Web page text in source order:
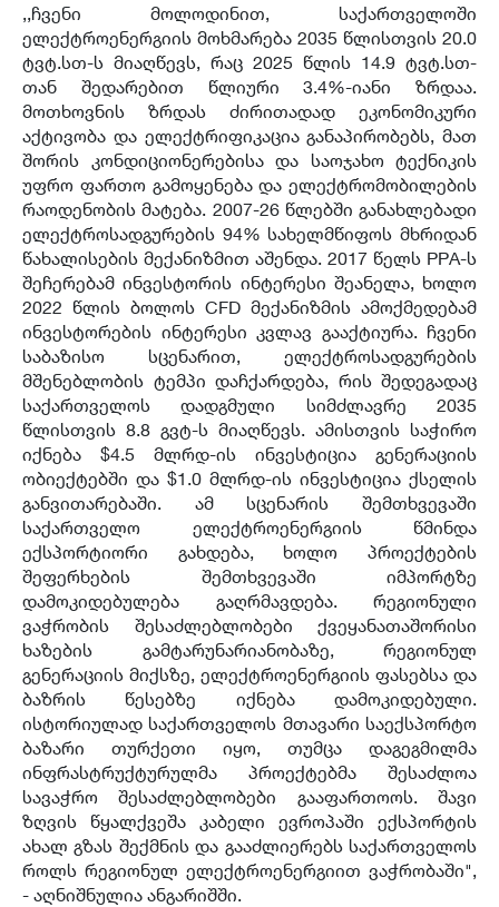
,,ჩვენი მოლოდინით, საქართველოში
ელექტროენერგიის მოხმარება 2035 წლისთვის 20.0
ტვტ.სთ-ს მიაღწევს, რაც 2025 წლის 14.9 ტვტ.სთ-
თან შედარებით წლიური 3.4%-იანი ზრდაა.
მოთხოვნის ზრდას ძირითადად ეკონომიკური
აქტივობა და ელექტრიფიკაცია განაპირობებს, მათ
შორის კონდიციონერებისა და საოჯახო ტექნიკის
უფრო ფართო გამოყენება და ელექტრომობილების
რაოდენობის მატება. 2007-26 წლებში განახლებადი
ელექტროსადგურების 94% სახელმწიფოს მხრიდან
წახალისების მექანიზმით აშენდა. 2017 წელს PPA-ს
შეჩერებამ ინვესტორის ინტერესი შეანელა, ხოლო
2022 წლის ბოლოს CFD მექანიზმის ამოქმედებამ
ინვესტორების ინტერესი კვლავ გააქტიურა. ჩვენი
საბაზისო სცენარით, ელექტროსადგურების
მშენებლობის ტემპი დაჩქარდება, რის შედეგადაც
საქართველოს დადგმული სიმძლავრე 2035
წლისთვის 8.8 გვტ-ს მიაღწევს. ამისთვის საჭირო
იქნება $4.5 მლრდ-ის ინვესტიცია გენერაციის
ობიექტებში და $1.0 მლრდ-ის ინვესტიცია ქსელის
განვითარებაში. ამ სცენარის შემთხვევაში
საქართველო ელექტროენერგიის წმინდა
ექსპორტიორი გახდება, ხოლო პროექტების
შეფერხების შემთხვევაში იმპორტზე
დამოკიდებულება გაღრმავდება. რეგიონული
ვაჭრობის შესაძლებლობები ქვეყანათაშორისი
ხაზების გამტარუნარიანობაზე, რეგიონულ
გენერაციის მიქსზე, ელექტროენერგიის ფასებსა და
ბაზრის წესებზე იქნება დამოკიდებული.
ისტორიულად საქართველოს მთავარი საექსპორტო
ბაზარი თურქეთი იყო, თუმცა დაგეგმილმა
ინფრასტრუქტურულმა პროექტებმა შესაძლოა
სავაჭრო შესაძლებლობები გააფართოოს. შავი
ზღვის წყალქვეშა კაბელი ევროპაში ექსპორტის
ახალ გზას შექმნის და გააძლიერებს საქართველოს
როლს რეგიონულ ელექტროენერგიით ვაჭრობაში",
- აღნიშნულია ანგარიშში.